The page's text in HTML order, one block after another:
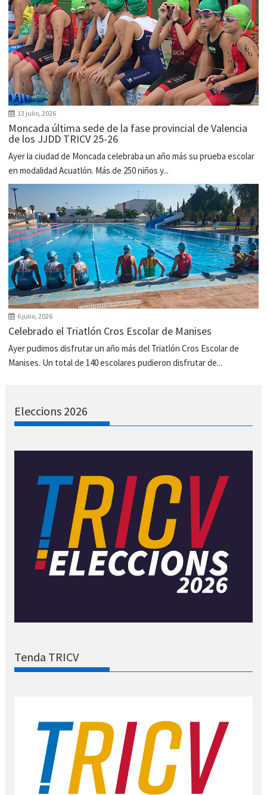
13 julio, 2026
Moncada última sede de la fase provincial de Valencia
de los JJDD TRICV 25-26
Ayer la ciudad de Moncada celebraba un año más su prueba escolar
en modalidad Acuatlón. Más de 250 niños y...
6 julio, 2026
Celebrado el Triatlón Cros Escolar de Manises
Ayer pudimos disfrutar un año más del Triatlón Cros Escolar de
Manises. Un total de 140 escolares pudieron disfrutar de...
Eleccions 2026
Tenda TRICV